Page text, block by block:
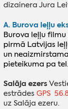
dizainera Jura
A. Burova leļļu
Burova leļļu
pirmā Latvijas
un
pieteikuma pa tel.
Salāja ezers
estrādes GPS
uz Salāja ezeru.